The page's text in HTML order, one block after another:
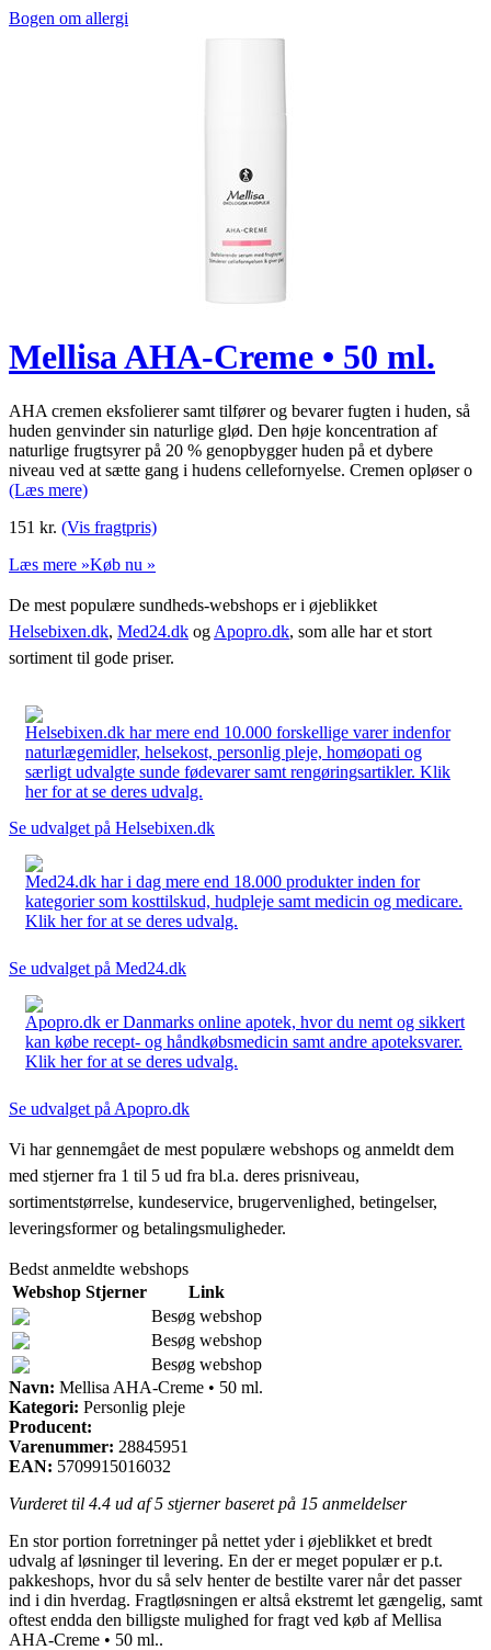
Bogen om allergi
Mellisa AHA-Creme • 50 ml.
AHA cremen eksfolierer samt tilfører og bevarer fugten i huden, så
huden genvinder sin naturlige glød. Den høje koncentration af
naturlige frugtsyrer på 20 % genopbygger huden på et dybere
niveau ved at sætte gang i hudens cellefornyelse. Cremen opløser o
(Læs mere)
151 kr. (Vis fragtpris)
Læs mere »Køb nu »
De mest populære sundheds-webshops er i øjeblikket
Helsebixen.dk, Med24.dk og Apopro.dk, som alle har et stort
sortiment til gode priser.
Helsebixen.dk har mere end 10.000 forskellige varer indenfor
naturlægemidler, helsekost, personlig pleje, homøopati og
særligt udvalgte sunde fødevarer samt rengøringsartikler. Klik
her for at se deres udvalg.
Se udvalget på Helsebixen.dk
Med24.dk har i dag mere end 18.000 produkter inden for
kategorier som kosttilskud, hudpleje samt medicin og medicare.
Klik her for at se deres udvalg.
Se udvalget på Med24.dk
Apopro.dk er Danmarks online apotek, hvor du nemt og sikkert
kan købe recept- og håndkøbsmedicin samt andre apoteksvarer.
Klik her for at se deres udvalg.
Se udvalget på Apopro.dk
Vi har gennemgået de mest populære webshops og anmeldt dem
med stjerner fra 1 til 5 ud fra bl.a. deres prisniveau,
sortimentstørrelse, kundeservice, brugervenlighed, betingelser,
leveringsformer og betalingsmuligheder.
Bedst anmeldte webshops
Webshop Stjerner
Link
Besøg webshop
Besøg webshop
Besøg webshop
Navn: Mellisa AHA-Creme • 50 ml.
Kategori: Personlig pleje
Producent:
Varenummer: 28845951
EAN: 5709915016032
Vurderet til 4.4 ud af 5 stjerner baseret på 15 anmeldelser
En stor portion forretninger på nettet yder i øjeblikket et bredt
udvalg af løsninger til levering. En der er meget populær er p.t.
pakkeshops, hvor du så selv henter de bestilte varer når det passer
ind i din hverdag. Fragtløsningen er altså ekstremt let gængelig, samt
oftest endda den billigste mulighed for fragt ved køb af Mellisa
AHA-Creme • 50 ml..